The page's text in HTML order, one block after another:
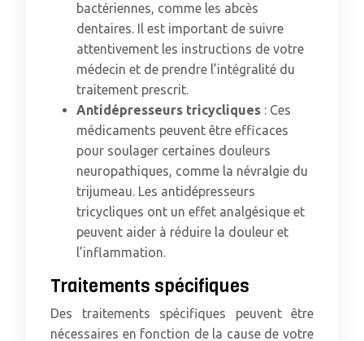
bactériennes, comme les abcès
dentaires. Il est important de suivre
attentivement les instructions de votre
médecin et de prendre l’intégralité du
traitement prescrit.
Antidépresseurs tricycliques : Ces
médicaments peuvent être efficaces
pour soulager certaines douleurs
neuropathiques, comme la névralgie du
trijumeau. Les antidépresseurs
tricycliques ont un effet analgésique et
peuvent aider à réduire la douleur et
l’inflammation.
Traitements spécifiques
Des traitements spécifiques peuvent être
nécessaires en fonction de la cause de votre